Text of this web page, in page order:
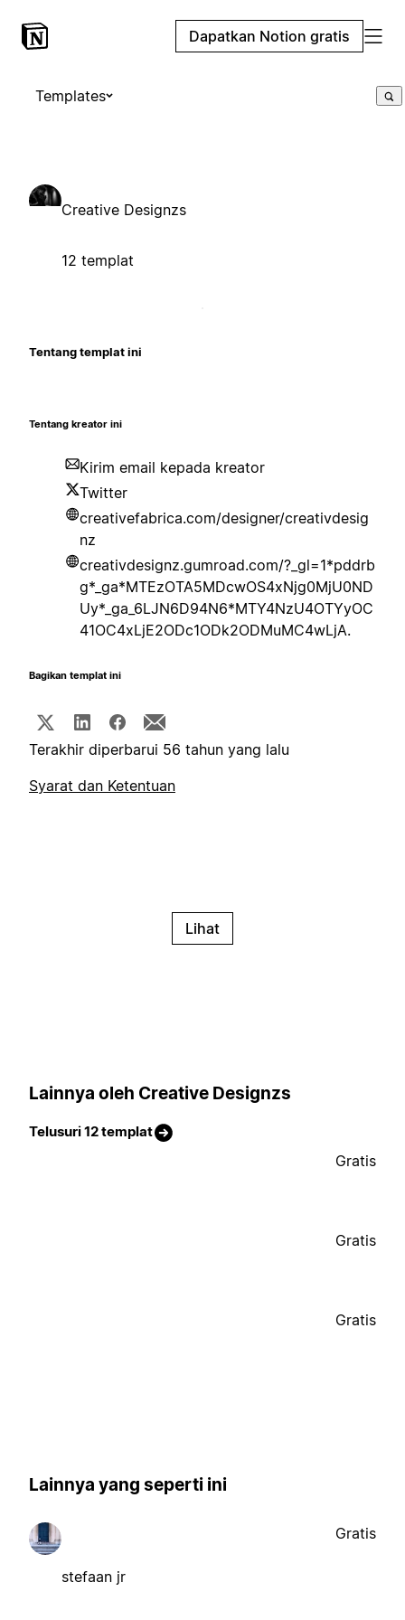
Dapatkan Notion gratis
Templates
Creative Designzs
12 templat
Tentang templat ini
Tentang kreator ini
Kirim email kepada kreator
Twitter
creativefabrica.com/designer/creativdesig
nz
creativdesignz.gumroad.com/?_gl=1*pddrb
g*_ga*MTEzOTA5MDcwOS4xNjg0MjU0ND
Uy*_ga_6LJN6D94N6*MTY4NzU4OTYyOC
41OC4xLjE2ODc1ODk2ODMuMC4wLjA.
Bagikan templat ini
Terakhir diperbarui 56 tahun yang lalu
Syarat dan Ketentuan
Lihat
Lainnya oleh Creative Designzs
Telusuri 12 templat
Gratis
Gratis
Gratis
Lainnya yang seperti ini
stefaan jr
Gratis